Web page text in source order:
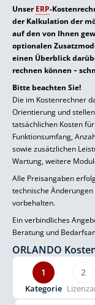
UnserERP-
der Kalkulation der
auf den von Ihnen
optionalen
einen Überblick
rechnen können –
Bitte beachten Sie!
Die im Kostenrechner
Orientierung und
tatsächlichen Kosten
Funktionsumfang,
sowie zusätzlichen
Wartung, weitere
Alle Preisangaben
technische
vorbehalten.
Ein verbindliches
Beratung und
ORLANDO
1
Kategorie
2